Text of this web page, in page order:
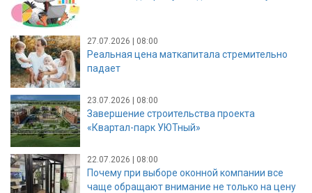
27.07.2026 | 08:00
Реальная цена маткапитала стремительно
падает
23.07.2026 | 08:00
Завершение строительства проекта
«Квартал-парк УЮТный»
22.07.2026 | 08:00
Почему при выборе оконной компании все
чаще обращают внимание не только на цену